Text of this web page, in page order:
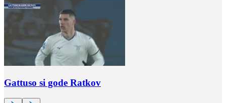
Gattuso si gode Ratkov